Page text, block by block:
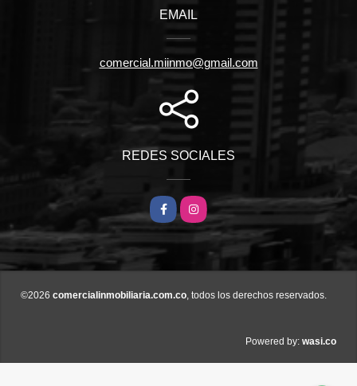
EMAIL
comercial.miinmo@gmail.com
REDES SOCIALES
FacebookInstagram
©2026 comercialinmobiliaria.com.co, todos los derechos reservados.
Powered by: wasi.co